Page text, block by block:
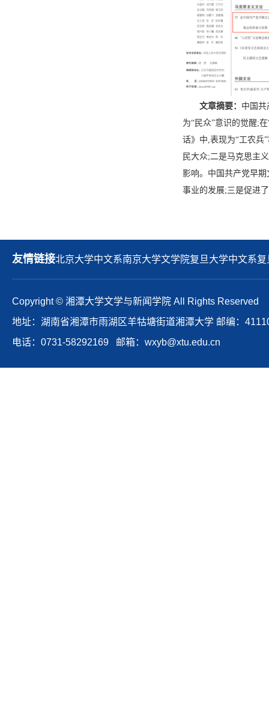
文章摘要： 中国共
为“民众”意识的觉醒;在
话》中 表现为“工农兵”
民大众; 二是马克思主
影响。中国共产党早
事业的发展;三是促进
友情链接北京大学中文系南京大学文学院复旦大学中文系复
Copyright © 湘潭大学文学与新闻学院 All Rights Reserved
地址：湖南省湘潭市雨湖区羊牯塘街道湘潭大学 邮编：
电话：0731-58292169 邮箱：wxyb@xtu.edu.cn